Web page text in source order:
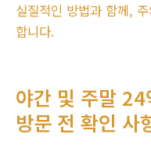
실질적인 방법과 함께,
합니다.
야간 및 주말
방문 전 확인 사